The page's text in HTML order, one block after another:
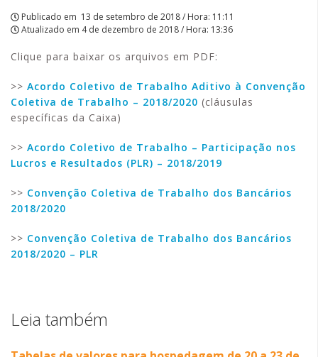
Publicado em 13 de setembro de 2018 / Hora: 11:11
Atualizado em 4 de dezembro de 2018 / Hora: 13:36
Clique para baixar os arquivos em PDF:
>> Acordo Coletivo de Trabalho Aditivo à Convenção
Coletiva de Trabalho – 2018/2020 (cláusulas
específicas da Caixa)
>> Acordo Coletivo de Trabalho – Participação nos
Lucros e Resultados (PLR) – 2018/2019
>> Convenção Coletiva de Trabalho dos Bancários
2018/2020
>> Convenção Coletiva de Trabalho dos Bancários
2018/2020 – PLR
Leia também